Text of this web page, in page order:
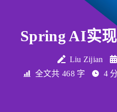
Spring AI实
Liu Zijian
全文共 468 字
4